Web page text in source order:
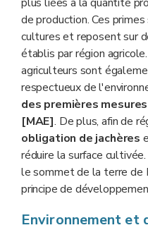
de production. Ces
cultures et reposent sur
établis par région
agriculteurs sont
respectueux de
des premières
[MAE]. De plus, afin de
obligation de jachères
réduire la surface
le sommet de la terre de
principe de
Environnement et